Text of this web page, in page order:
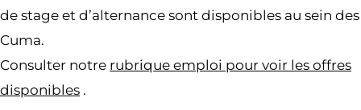
de stage et d’alternance sont disponibles au sein des
Cuma.
Consulter notre rubrique emploi pour voir les offres
disponibles .